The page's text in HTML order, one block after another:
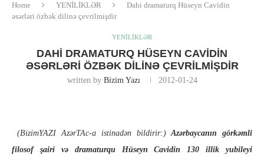
Home YENİLİKLƏR
Dahi dramaturq Hüseyn Cavidin
əsərləri özbək dilinə çevrilmişdir
YENİLİKLƏR
DAHI DRAMATURQ HÜSEYN CAVIDIN
ƏSƏRLƏRI ÖZBƏK DILINƏ ÇEVRILMIŞDIR
written by Bizim Yazı 2012-01-24
(BizimYAZI AzərTAc-a istinadən bildirir:) Azərbaycanın görkəmli
filosof şairi və dramaturqu Hüseyn Cavidin 130 illik yubileyi